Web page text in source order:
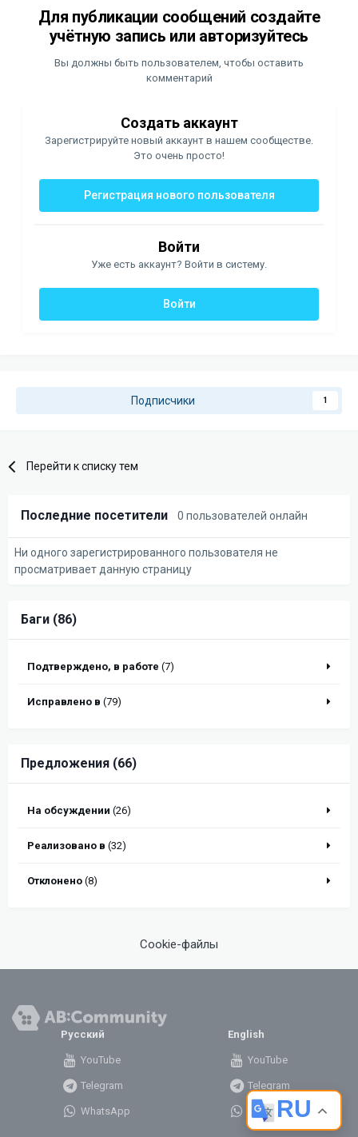
Для публикации сообщений создайте
учётную запись или авторизуйтесь
Вы должны быть пользователем, чтобы оставить
комментарий
Создать аккаунт
Зарегистрируйте новый аккаунт в нашем сообществе.
Это очень просто!
Регистрация нового пользователя
Войти
Уже есть аккаунт? Войти в систему.
Войти
Подписчики 1
Перейти к списку тем
Последние посетители 0 пользователей онлайн
Ни одного зарегистрированного пользователя не
просматривает данную страницу
Баги (86)
Подтверждено, в работе (7)
Исправлено в (79)
Предложения (66)
На обсуждении (26)
Реализовано в (32)
Отклонено (8)
Cookie-файлы
RU
Русский
YouTube
Telegram
WhatsApp
English
YouTube
Telegram
WhatsApp